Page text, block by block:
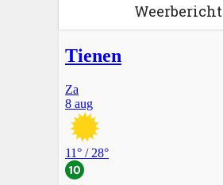
Weerbericht